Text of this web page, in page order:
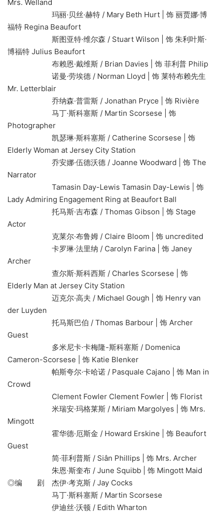
Mrs. Welland
玛丽·贝丝·赫特 / Mary Beth Hurt | 饰 丽贾娜·博
福特 Regina Beaufort
斯图亚特·维尔森 / Stuart Wilson | 饰 朱利叶斯·
博福特 Julius Beaufort
布赖恩·戴维斯 / Brian Davies | 饰 菲利普 Philip
诺曼·劳埃德 / Norman Lloyd | 饰 莱特布赖先生
Mr. Letterblair
乔纳森·普雷斯 / Jonathan Pryce | 饰 Rivière
马丁·斯科塞斯 / Martin Scorsese | 饰
Photographer
凯瑟琳·斯科塞斯 / Catherine Scorsese | 饰
Elderly Woman at Jersey City Station
乔安娜·伍德沃德 / Joanne Woodward | 饰 The
Narrator
Tamasin Day-Lewis Tamasin Day-Lewis | 饰
Lady Admiring Engagement Ring at Beaufort Ball
托马斯·吉布森 / Thomas Gibson | 饰 Stage
Actor
克莱尔·布鲁姆 / Claire Bloom | 饰 uncredited
卡罗琳·法里纳 / Carolyn Farina | 饰 Janey
Archer
查尔斯·斯科西斯 / Charles Scorsese | 饰
Elderly Man at Jersey City Station
迈克尔·高夫 / Michael Gough | 饰 Henry van
der Luyden
托马斯巴伯 / Thomas Barbour | 饰 Archer
Guest
多米尼卡·卡梅隆-斯科塞斯 / Domenica
Cameron-Scorsese | 饰 Katie Blenker
帕斯夸尔·卡哈诺 / Pasquale Cajano | 饰 Man in
Crowd
Clement Fowler Clement Fowler | 饰 Florist
米瑞安·玛格莱斯 / Miriam Margolyes | 饰 Mrs.
Mingott
霍华德·厄斯金 / Howard Erskine | 饰 Beaufort
Guest
简·菲利普斯 / Siân Phillips | 饰 Mrs. Archer
朱恩·斯奎布 / June Squibb | 饰 Mingott Maid
◎编 剧 杰伊·考克斯 / Jay Cocks
马丁·斯科塞斯 / Martin Scorsese
伊迪丝·沃顿 / Edith Wharton